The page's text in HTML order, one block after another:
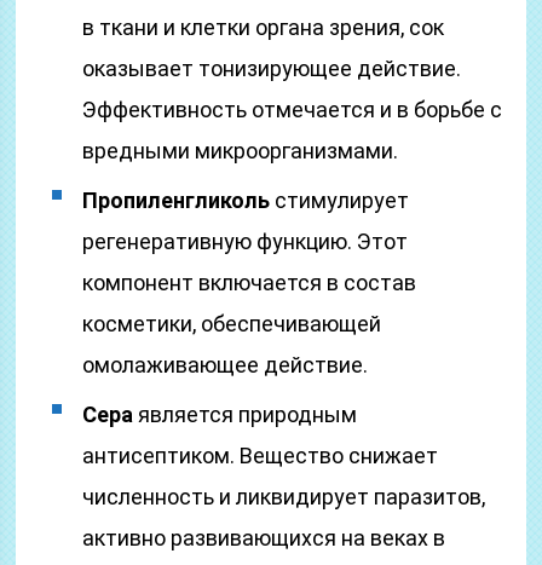
в ткани и клетки органа зрения, сок
оказывает тонизирующее действие.
Эффективность отмечается и в борьбе с
вредными микроорганизмами.
Пропиленгликоль стимулирует
регенеративную функцию. Этот
компонент включается в состав
косметики, обеспечивающей
омолаживающее действие.
Сера является природным
антисептиком. Вещество снижает
численность и ликвидирует паразитов,
активно развивающихся на веках в